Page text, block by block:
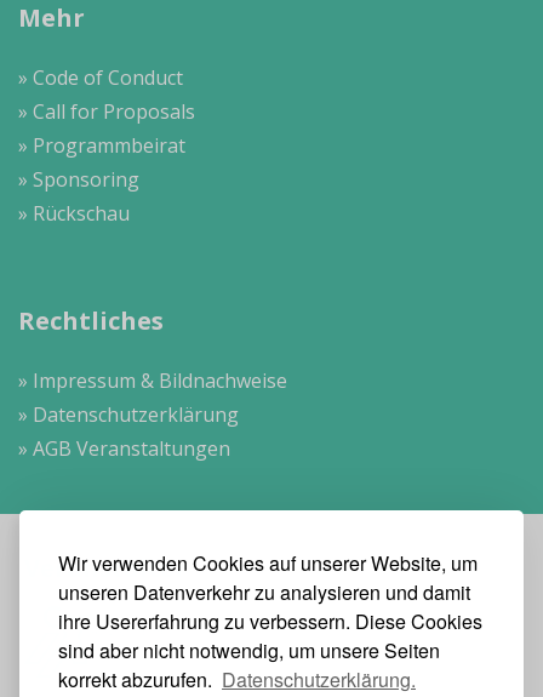
Wir verwenden Cookies auf unserer Website, um
unseren Datenverkehr zu analysieren und damit
ihre Usererfahrung zu verbessern. Diese Cookies
sind aber nicht notwendig, um unsere Seiten
korrekt abzurufen. Datenschutzerklärung.
Mehr
» Code of Conduct
» Call for Proposals
» Programmbeirat
» Sponsoring
» Rückschau
Rechtliches
» Impressum & Bildnachweise
» Datenschutzerklärung
» AGB Veranstaltungen
Veranstalter